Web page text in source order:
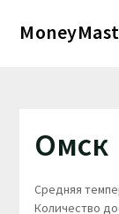
Омск
Средняя
Количество